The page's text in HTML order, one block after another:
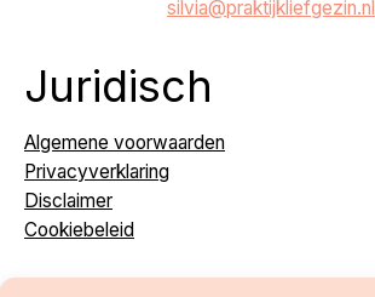
silvia@praktijkliefgezin.nl
Juridisch
Algemene voorwaarden
Privacyverklaring
Disclaimer
Cookiebeleid